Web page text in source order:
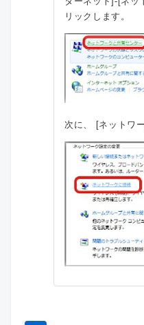
リックします。
次に、 [ネットワ